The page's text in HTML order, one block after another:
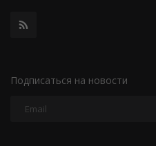
Подписаться на новости